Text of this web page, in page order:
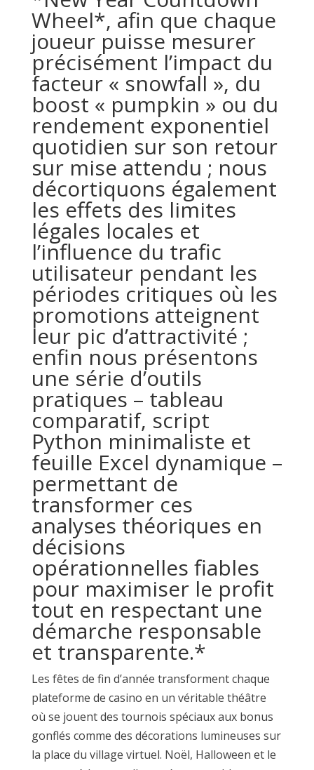
Wheel*, afin que chaque
joueur puisse mesurer
précisément l’impact du
facteur « snowfall », du
boost « pumpkin » ou du
rendement exponentiel
quotidien sur son retour
sur mise attendu ; nous
décortiquons également
les effets des limites
légales locales et
l’influence du trafic
utilisateur pendant les
périodes critiques où les
promotions atteignent
leur pic d’attractivité ;
enfin nous présentons
une série d’outils
pratiques – tableau
comparatif, script
Python minimaliste et
feuille Excel dynamique –
permettant de
transformer ces
analyses théoriques en
décisions
opérationnelles fiables
pour maximiser le profit
tout en respectant une
démarche responsable
et transparente.*
Les fêtes de fin d’année transforment chaque
plateforme de casino en un véritable théâtre
où se jouent des tournois spéciaux aux bonus
gonflés comme des décorations lumineuses sur
la place du village virtuel. Noël, Halloween et le